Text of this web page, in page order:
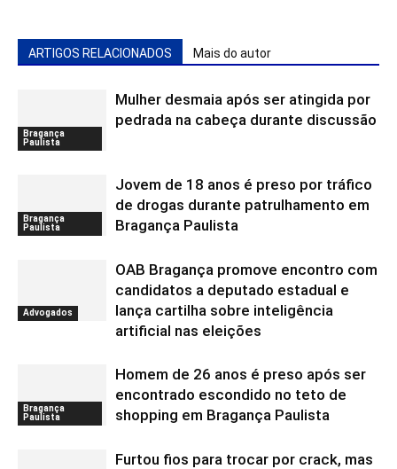
ARTIGOS RELACIONADOS Mais do autor
Bragança
Paulista
Mulher desmaia após ser atingida por
pedrada na cabeça durante discussão
Bragança
Paulista
Jovem de 18 anos é preso por tráfico
de drogas durante patrulhamento em
Bragança Paulista
Advogados
OAB Bragança promove encontro com
candidatos a deputado estadual e
lança cartilha sobre inteligência
artificial nas eleições
Bragança
Paulista
Homem de 26 anos é preso após ser
encontrado escondido no teto de
shopping em Bragança Paulista
Furtou fios para trocar por crack, mas